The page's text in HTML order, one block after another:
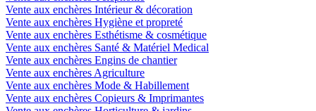
Vente aux enchères Intérieur & décoration
Vente aux enchères Hygiène et propreté
Vente aux enchères Esthétisme & cosmétique
Vente aux enchères Santé & Matériel Medical
Vente aux enchères Engins de chantier
Vente aux enchères Agriculture
Vente aux enchères Mode & Habillement
Vente aux enchères Copieurs & Imprimantes